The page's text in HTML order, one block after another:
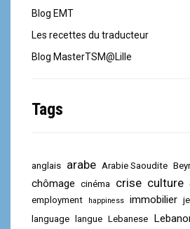
Blog EMT
Les recettes du traducteur
Blog MasterTSM@Lille
Tags
anglais arabe Arabie Saoudite
chômage cinéma crise culture
employment happiness immobilier
language langue Lebanese